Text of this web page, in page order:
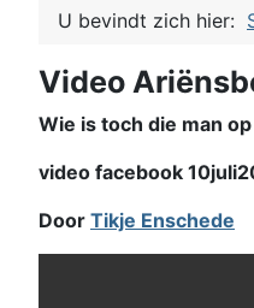
U bevindt zich hier:
Video
Wie is toch die man
video facebook
Door Tikje Enschede